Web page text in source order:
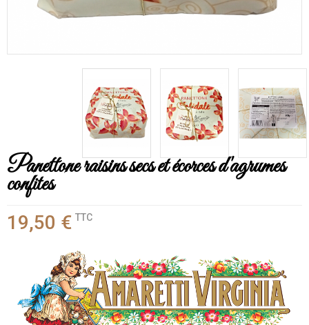
Panettone raisins secs et écorces d'agrumes
confites
19,50 € TTC